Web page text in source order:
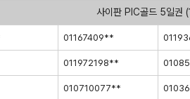
사이판 PIC골드 5일권
01167409**
011972198**
010710077**